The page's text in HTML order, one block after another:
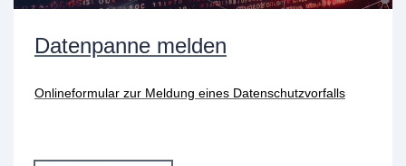
Datenpanne melden
Onlineformular zur Meldung eines Datenschutzvorfalls